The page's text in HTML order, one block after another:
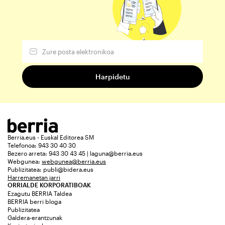
Berria.eus - Euskal Editorea SM
Telefonoa: 943 30 40 30
Bezero arreta: 943 30 43 45 | laguna@berria.eus
Webgunea: webgunea@berria.eus
Publizitatea: publi@bidera.eus
Harremanetan jarri
ORRIALDE KORPORATIBOAK
Ezagutu BERRIA Taldea
BERRIA berri bloga
Publizitatea
Galdera-erantzunak